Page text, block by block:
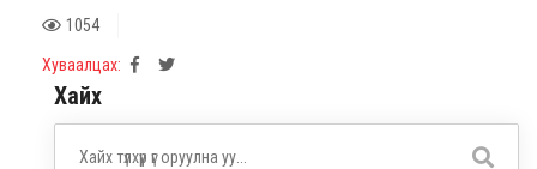
1054
Хуваалцах:
Хайх